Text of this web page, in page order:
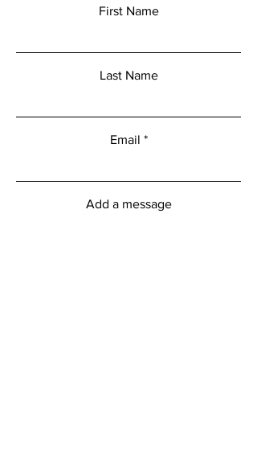
First Name
Last Name
Email
Add a message